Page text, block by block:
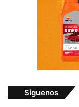
Síguenos